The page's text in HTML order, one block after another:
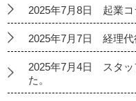
2025年7月8日 起業コ
2025年7月7日 経理代
2025年7月4日 スタッ
た。